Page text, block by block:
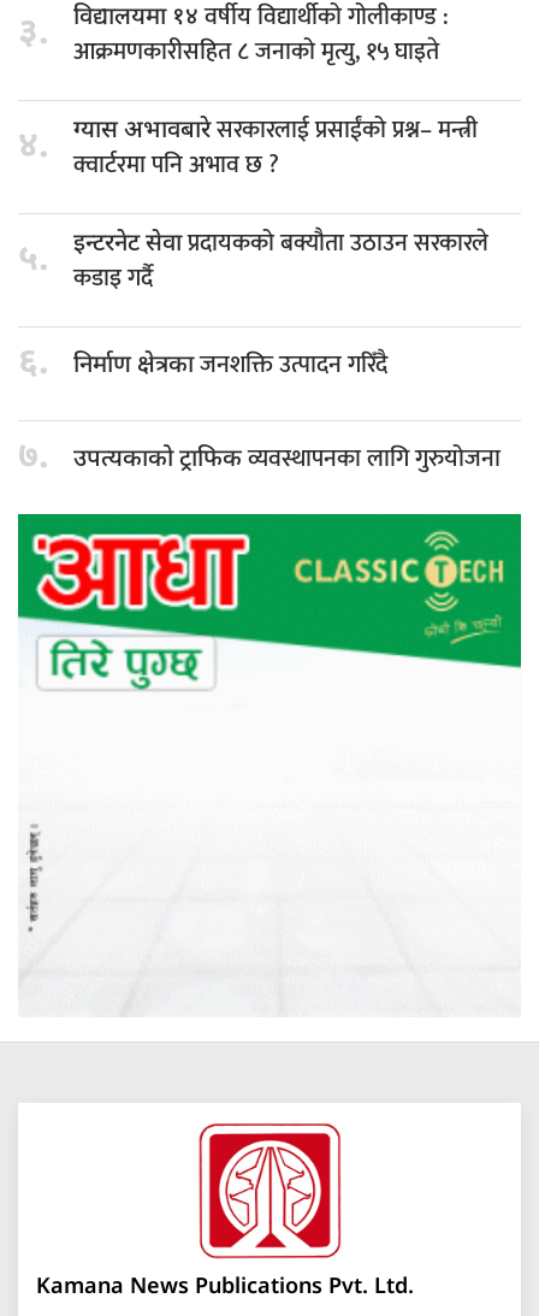
३. विद्यालयमा १४वर्षीय विद्यार्थीको गोलीकाण्ड :
आक्रमणकारीसहित ८ जनाको मृत्यु, १५ घाइते
४. ग्यास अभावबारेसरकारलाई प्रसाईंको प्रश्न– मन्त्री
क्वार्टरमा पनि अभाव छ ?
५. इन्टरनेट सेवाप्रदायकको बक्यौता उठाउन सरकारले
कडाइ गर्दै
६. निर्माण क्षेत्रकाजनशक्ति उत्पादन गरिँदै
७. उपत्यकाको ट्राफिकव्यवस्थापनका लागि गुरुयोजना
Kamana News Publications Pvt. Ltd.